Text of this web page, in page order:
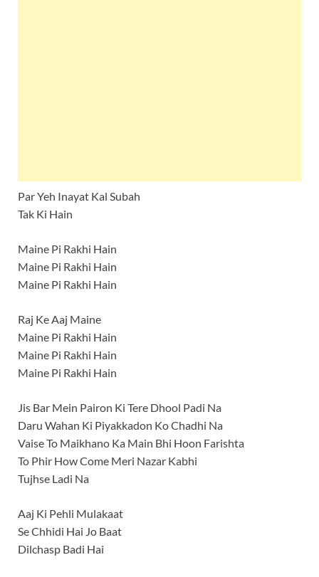
Par Yeh Inayat Kal Subah
Tak Ki Hain
Maine Pi Rakhi Hain
Maine Pi Rakhi Hain
Maine Pi Rakhi Hain
Raj Ke Aaj Maine
Maine Pi Rakhi Hain
Maine Pi Rakhi Hain
Maine Pi Rakhi Hain
Jis Bar Mein Pairon Ki Tere Dhool Padi Na
Daru Wahan Ki Piyakkadon Ko Chadhi Na
Vaise To Maikhano Ka Main Bhi Hoon Farishta
To Phir How Come Meri Nazar Kabhi
Tujhse Ladi Na
Aaj Ki Pehli Mulakaat
Se Chhidi Hai Jo Baat
Dilchasp Badi Hai